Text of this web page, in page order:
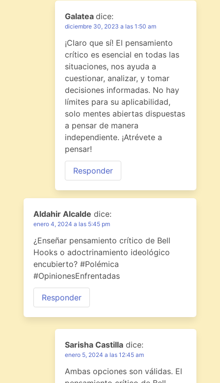
Galatea dice:
diciembre 30, 2023 a las 1:50 am
¡Claro que sí! El pensamiento
crítico es esencial en todas las
situaciones, nos ayuda a
cuestionar, analizar, y tomar
decisiones informadas. No hay
límites para su aplicabilidad,
solo mentes abiertas dispuestas
a pensar de manera
independiente. ¡Atrévete a
pensar!
Responder
Aldahir Alcalde dice:
enero 4, 2024 a las 5:45 pm
¿Enseñar pensamiento crítico de Bell
Hooks o adoctrinamiento ideológico
encubierto? #Polémica
#OpinionesEnfrentadas
Responder
Sarisha Castilla dice:
enero 5, 2024 a las 12:45 am
Ambas opciones son válidas. El